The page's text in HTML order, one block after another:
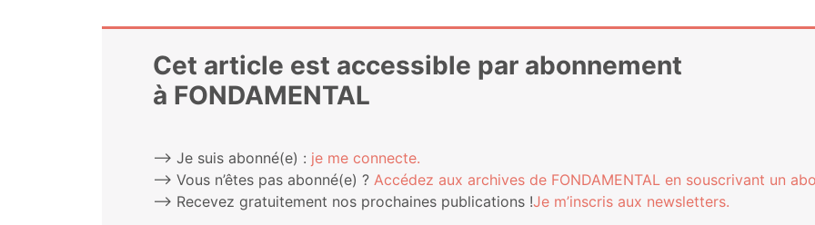
Cet article est accessible par abonnement
à FONDAMENTAL
⟶ Je suis abonné(e) : je me connecte.
⟶ Vous n’êtes pas abonné(e) ? Accé­dez aux archives de FONDAMENTAL en sous­cri­vant un
⟶ Rece­vez gra­tui­te­ment nos pro­chaines publi­ca­tions !Je m’ins­cris aux newsletters.